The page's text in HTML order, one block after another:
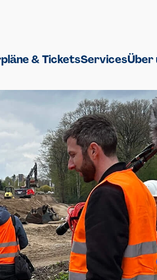
& TicketsServicesÜber